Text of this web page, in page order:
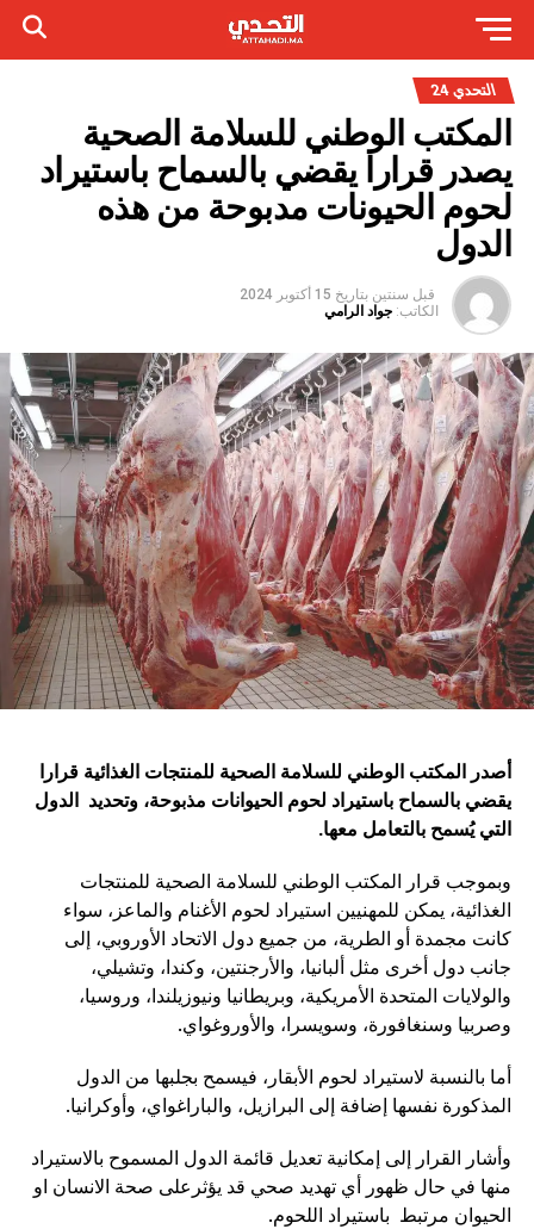
التحدي 24
المكتب الوطني للسلامة الصحية
يصدر قرارا يقضي بالسماح باستيراد
لحوم الحيونات مدبوحة من هذه
الدول
قبل سنتين بتاريخ 15 أكتوبر 2024
الكاتب: جواد الرامي
أصدر المكتب الوطني للسلامة الصحية للمنتجات الغذائية قرارا
يقضي بالسماح باستيراد لحوم الحيوانات مذبوحة، وتحديد الدول
التي يُسمح بالتعامل معها.
وبموجب قرار المكتب الوطني للسلامة الصحية للمنتجات
الغذائية، يمكن للمهنيين استيراد لحوم الأغنام والماعز، سواء
كانت مجمدة أو الطرية، من جميع دول الاتحاد الأوروبي، إلى
جانب دول أخرى مثل ألبانيا، والأرجنتين، وكندا، وتشيلي،
والولايات المتحدة الأمريكية، وبريطانيا ونيوزيلندا، وروسيا،
وصربيا وسنغافورة، وسويسرا، والأوروغواي.
أما بالنسبة لاستيراد لحوم الأبقار، فيسمح بجلبها من الدول
المذكورة نفسها إضافة إلى البرازيل، والباراغواي، وأوكرانيا.
وأشار القرار إلى إمكانية تعديل قائمة الدول المسموح بالاستيراد
منها في حال ظهور أي تهديد صحي قد يؤثرعلى صحة الانسان او
الحيوان مرتبط باستيراد اللحوم.